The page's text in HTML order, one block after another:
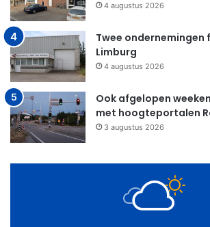
4 augustus 2026
Twee
Limburg
4 augustus 2026
Ook afgelopen
met hoogteportalen
3 augustus 2026